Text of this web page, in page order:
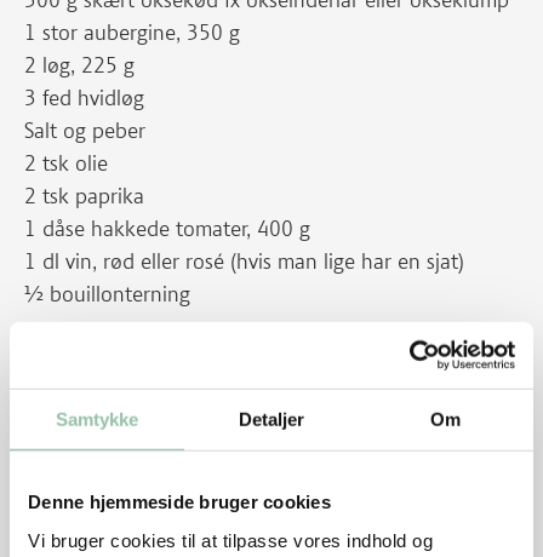
Samtykke Detaljer Om
Denne hjemmeside bruger cookies
Vi bruger cookies til at tilpasse vores indhold og
1 stor aubergine, 350 g
2 løg, 225 g
3 fed hvidløg
Salt og peber
2 tsk olie
2 tsk paprika
1 dåse hakkede tomater, 400 g
1 dl vin, rød eller rosé (hvis man lige har en sjat)
½ bouillonterning
Evt. lidt bredbladet persille til pynt
Sådan gør du